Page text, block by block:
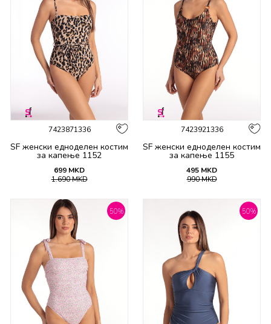
7423871336
SF женски едноделен костим
за капење 1152
699 MKD
1.690MKD
7423921336
SF женски едноделен костим
за капење 1155
495 MKD
990MKD
50% 50%